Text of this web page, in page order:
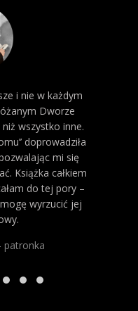
i nie w każdym
Dworze
wszystko inne.
doprowadziła
mi się
Książka całkiem
do tej pory –
wyrzucić jej
patronka